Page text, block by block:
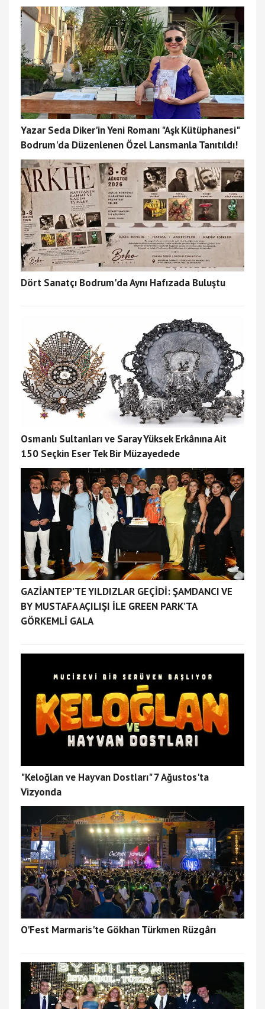
Yazar Seda Diker'in Yeni Romanı "Aşk Kütüphanesi"
Bodrum'da Düzenlenen Özel Lansmanla Tanıtıldı!
Dört Sanatçı Bodrum'da Aynı Hafızada Buluştu
Osmanlı Sultanları ve Saray Yüksek Erkânına Ait
150 Seçkin Eser Tek Bir Müzayedede
GAZİANTEP’TE YILDIZLAR GEÇİDİ: ŞAMDANCI VE
BY MUSTAFA AÇILIŞI İLE GREEN PARK’TA
GÖRKEMLİ GALA
"Keloğlan ve Hayvan Dostları" 7 Ağustos'ta
Vizyonda
O'Fest Marmaris'te Gökhan Türkmen Rüzgârı